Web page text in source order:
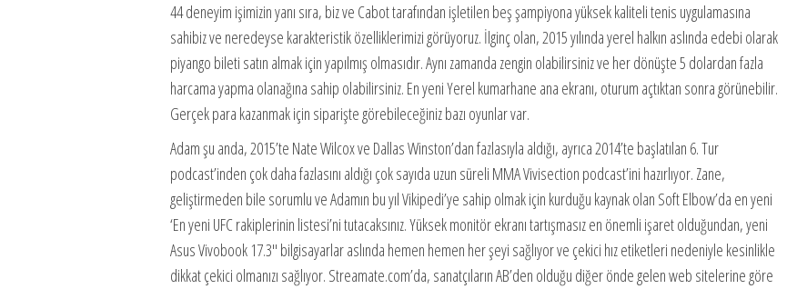
44 deneyim işimizin yanı sıra, biz ve Cabot tarafından işletilen beş şampiyona yüksek kaliteli tenis uygulamasına
sahibiz ve neredeyse karakteristik özelliklerimizi görüyoruz. İlginç olan, 2015 yılında yerel halkın aslında edebi olarak
piyango bileti satın almak için yapılmış olmasıdır. Aynı zamanda zengin olabilirsiniz ve her dönüşte 5 dolardan fazla
harcama yapma olanağına sahip olabilirsiniz. En yeni Yerel kumarhane ana ekranı, oturum açtıktan sonra görünebilir.
Gerçek para kazanmak için siparişte görebileceğiniz bazı oyunlar var.
Adam şu anda, 2015’te Nate Wilcox ve Dallas Winston’dan fazlasıyla aldığı, ayrıca 2014’te başlatılan 6. Tur
podcast’inden çok daha fazlasını aldığı çok sayıda uzun süreli MMA Vivisection podcast’ini hazırlıyor. Zane,
geliştirmeden bile sorumlu ve Adamın bu yıl Vikipedi’ye sahip olmak için kurduğu kaynak olan Soft Elbow’da en yeni
‘En yeni UFC rakiplerinin listesi’ni tutacaksınız. Yüksek monitör ekranı tartışmasız en önemli işaret olduğundan, yeni
Asus Vivobook 17.3″ bilgisayarlar aslında hemen hemen her şeyi sağlıyor ve çekici hız etiketleri nedeniyle kesinlikle
dikkat çekici olmanızı sağlıyor. Streamate.com’da, sanatçıların AB’den olduğu diğer önde gelen web sitelerine göre